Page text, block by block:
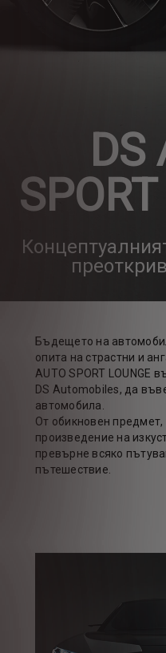
DS
Бъдещето на
опита на страстни и
AUTO SPORT
DS Automobiles, да
автомобила.
От обикновен
произведение на
превърне всяко
пътешествие.